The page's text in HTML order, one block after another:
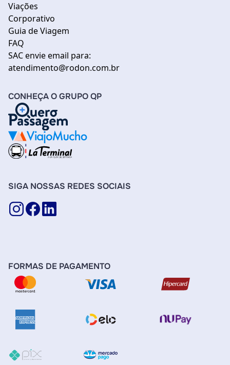
Viações
Corporativo
Guia de Viagem
FAQ
SAC envie email para:
atendimento@rodon.com.br
CONHEÇA O GRUPO QP
SIGA NOSSAS REDES SOCIAIS
FORMAS DE PAGAMENTO